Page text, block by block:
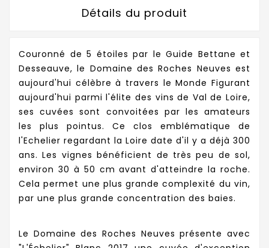
Détails du produit
Couronné de 5 étoiles par le Guide Bettane et
Desseauve, le Domaine des Roches Neuves est
aujourd'hui célèbre à travers le Monde Figurant
aujourd'hui parmi l'élite des vins de Val de Loire,
ses cuvées sont convoitées par les amateurs
les plus pointus. Ce clos emblématique de
l'Echelier regardant la Loire date d'il y a déjà 300
ans. Les vignes bénéficient de très peu de sol,
environ 30 à 50 cm avant d'atteindre la roche.
Cela permet une plus grande complexité du vin,
par une plus grande concentration des baies.
Le Domaine des Roches Neuves présente avec